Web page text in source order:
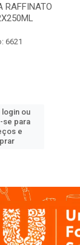
RAFFINATO
6621
login ou
se para
e